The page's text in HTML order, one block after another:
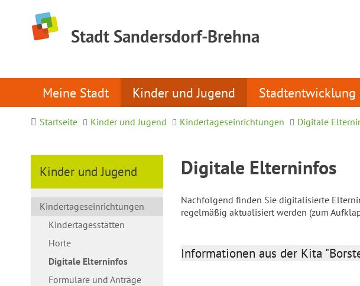
Stadt Sandersdorf-Brehna
Meine Stadt Kinder und Jugend Stadtentwicklung
Startseite Kinder und Jugend Kindertageseinrichtungen Digitale
Kinder und Jugend
Kindertageseinrichtungen
Kindertagesstätten
Horte
Digitale Elterninfos
Formulare und Anträge
Digitale Elterninfos
Nachfolgend finden Sie digitalisierte
regelmäßig aktualisiert werden (zum
Informationen aus der Kita